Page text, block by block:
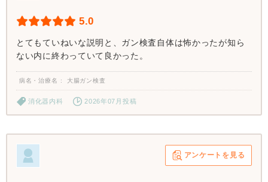
5.0
とてもていねいな説明と、ガン検査自体は怖かったが知ら
ない内に終わっていて良かった。
病名・治療名 大腸ガン検査
消化器内科 2026年07月投稿
アンケートを見る